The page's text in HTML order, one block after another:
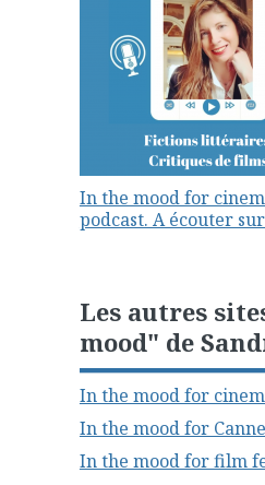
In the mood for
podcast. A écouter
Les autres
mood" de
In the mood for
In the mood for
In the mood for film